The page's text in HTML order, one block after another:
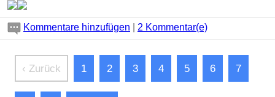
Kommentare hinzufügen 2 Kommentar(e)
‹ Zurück 1 2 3 4 5 6 7